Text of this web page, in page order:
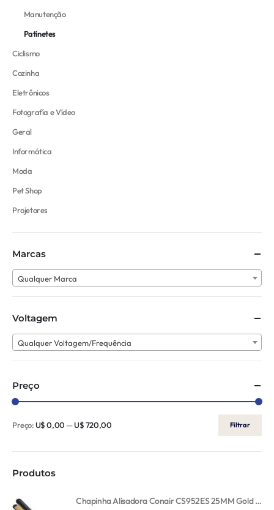
Manutenção
Patinetes
Ciclismo
Cozinha
Eletrônicos
Fotografía e Vídeo
Geral
Informática
Moda
Pet Shop
Projetores
Marcas
Qualquer Marca
Voltagem
Qualquer Voltagem/Frequência
Preço
Filtrar
Preço:U$ 0,00—U$ 720,00
Produtos
Chapinha Alisadora Conair CS952ES 25MM Gold Ceramic 110V